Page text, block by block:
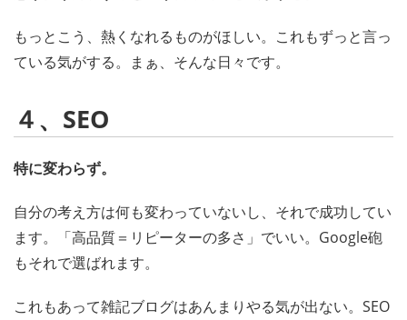
もっとこう、熱くなれるものがほしい。これもずっと言っ
ている気がする。まぁ、そんな日々です。
４、SEO
特に変わらず。
自分の考え方は何も変わっていないし、それで成功してい
ます。「高品質＝リピーターの多さ」でいい。Google砲
もそれで選ばれます。
これもあって雑記ブログはあんまりやる気が出ない。SEO